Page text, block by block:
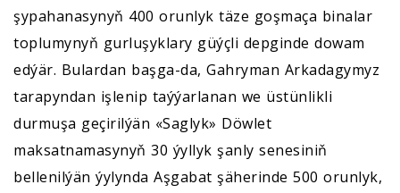
şypahanasynyň 400 orunlyk täze goşmaça binalar
toplumynyň gurluşyklary güýçli depginde dowam
edýär. Bulardan başga-da, Gahryman Arkadagymyz
tarapyndan işlenip taýýarlanan we üstünlikli
durmuşa geçirilýän «Saglyk» Döwlet
maksatnamasynyň 30 ýyllyk şanly senesiniň
bellenilýän ýylynda Aşgabat şäherinde 500 orunlyk,